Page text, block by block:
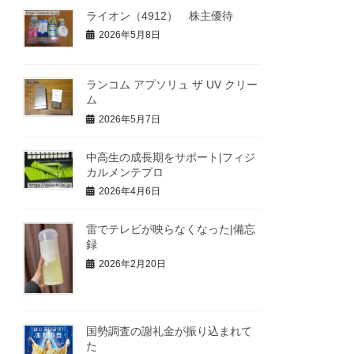
ライオン（4912） 株主優待
2026年5月8日
ランコム アプソリュ ザ UV クリー
ム
2026年5月7日
中高生の成長期をサポート|フィジ
カルメンテプロ
2026年4月6日
雷でテレビが映らなくなった|備忘
録
2026年2月20日
国勢調査の謝礼金が振り込まれて
た